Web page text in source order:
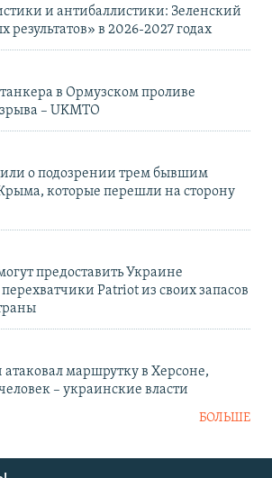
и антибаллистики: Зеленский
в 2026-2027 годах
в Ормузском проливе
– UKMTO
о подозрении трем бывшим
которые перешли на сторону
предоставить Украине
Patriot из своих запасов
маршрутку в Херсоне,
– украинские власти
БОЛЬШЕ